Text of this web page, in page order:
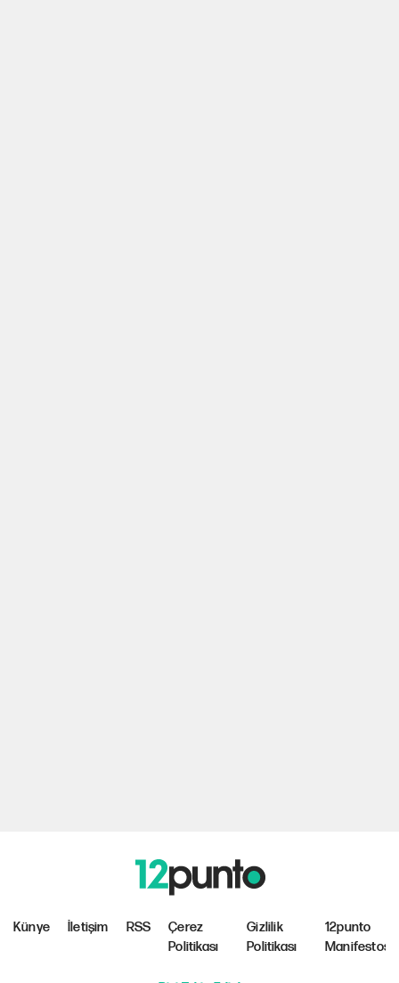
Künye İletişim RSS
Çerez
Politikası
Gizlilik
Politikası
12punto
Manifestosu